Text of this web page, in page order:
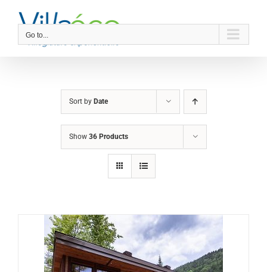
contentGo to...
Sort by Date
Show 36 Products